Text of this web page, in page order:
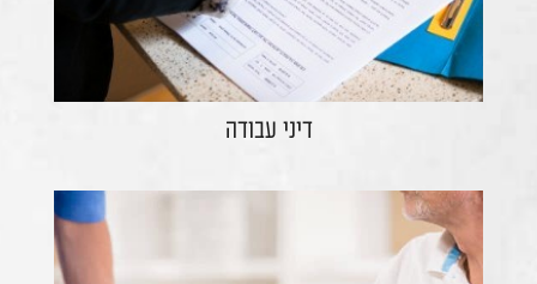
דיני עבודה